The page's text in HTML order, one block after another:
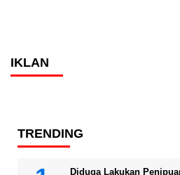
IKLAN
TRENDING
Diduga Lakukan